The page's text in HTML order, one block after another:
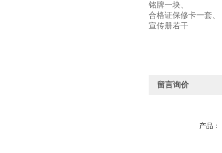
铭牌一块、
合格证保修卡一套、
宣传册若干
留言询价
产品：